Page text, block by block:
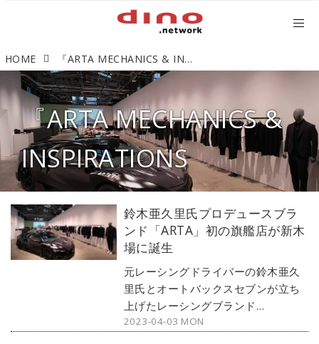
HOME 『ARTA MECHANICS & INSPIRATIONS
『ARTA MECHANICS &
INSPIRATIONS
鈴木亜久里氏プロデュースブラ
ンド「ARTA」初の旗艦店が新木
場に誕生
元レーシングドライバーの鈴木亜久
里氏とオートバックスセブンが立ち
上げたレーシングブランド
「ARTA（エーアールティーエー／
2023-04-03 MON